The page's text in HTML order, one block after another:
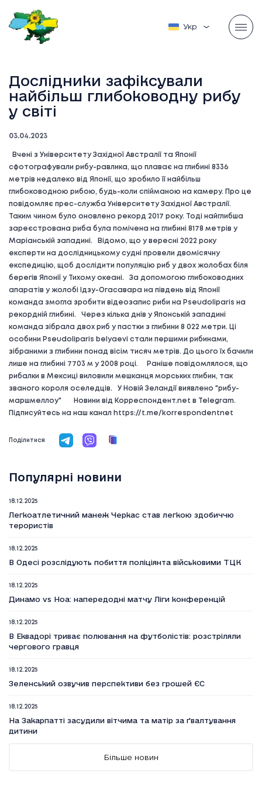
Українська
Дослідники зафіксували
найбільш глибоководну рибу
у світі
03.04.2023
Вчені з Університету Західної Австралії та Японії
сфотографували рибу-равлика, що плаває на глибині 8336
метрів недалеко від Японії, що зробило її найбільш
глибоководною рибою, будь-коли спійманою на камеру. Про це
повідомляє прес-служба Університету Західної Австралії.
Таким чином було оновлено рекорд 2017 року. Тоді найглибша
зареєстрована риба була помічена на глибині 8178 метрів у
Маріанській западині. Відомо, що у вересні 2022 року
експерти на дослідницькому судні провели двомісячну
експедицію, щоб дослідити популяцію риб у двох жолобах біля
берегів Японії у Тихому океані. За допомогою глибоководних
апаратів у жолобі Ідзу-Огасавара на південь від Японії
команда змогла зробити відеозапис риби на Pseudoliparis на
рекордній глибині. Через кілька днів у Японській западині
команда зібрала двох риб у пастки з глибини 8 022 метри. Ці
особини Pseudoliparis belyaevi стали першими рибинами,
зібраними з глибини понад вісім тисяч метрів. До цього їх бачили
лише на глибині 7703 м у 2008 році. Раніше повідомлялося, що
рибалки в Мексиці виловили мешканця морських глибин, так
званого короля оселедців. У Новій Зеландії виявлено "рибу-
маршмеллоу" Новини від Корреспондент.net в Telegram.
Підписуйтесь на наш канал https://t.me/korrespondentnet
Поділитися
Популярні новини
18.12.2025
Легкоатлетичний манеж Черкас став легкою здобиччю
терористів
18.12.2025
В Одесі розслідують побиття поліціянта військовими ТЦК
18.12.2025
Динамо vs Ноа: напередодні матчу Ліги конференцій
18.12.2025
В Еквадорі триває полювання на футболістів: розстріляли
чергового гравця
18.12.2025
Зеленський озвучив перспективи без грошей ЄС
18.12.2025
На Закарпатті засудили вітчима та матір за ґвалтування
дитини
Більше новин